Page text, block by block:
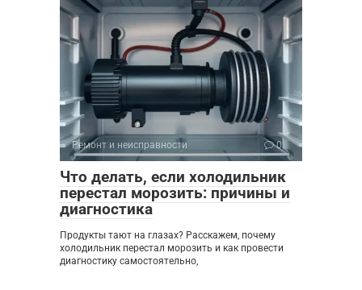
Ремонт и неисправности 0
Что делать, если холодильник
перестал морозить: причины и
диагностика
Продукты тают на глазах? Расскажем, почему
холодильник перестал морозить и как провести
диагностику самостоятельно,